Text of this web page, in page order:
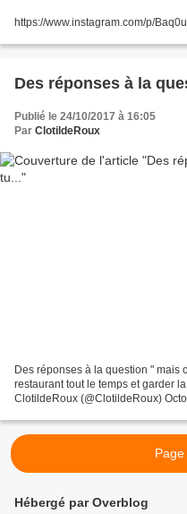
https://www.instagram.com/p/
Des réponses à la
Publié le 24/10/2017 à 16:05
Par ClotildeRoux
Des réponses à la question " mais
restaurant tout le temps et garder
ClotildeRoux (@ClotildeRoux)
Hébergé par Overblog